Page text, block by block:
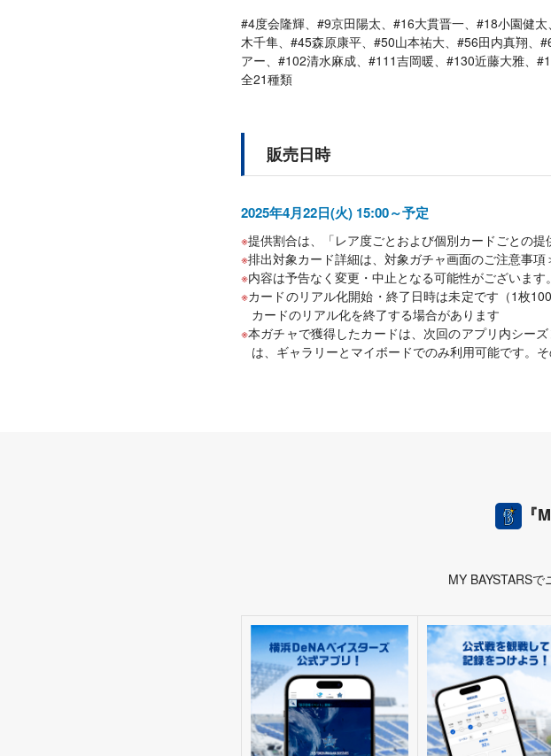
#4度会隆輝、#9京田陽太、#16大貫晋一、#18小園健
木千隼、#45森原康平、#50山本祐大、#56田内真翔、
アー、#102清水麻成、#111吉岡暖、#130近藤大雅、
全21種類
販売日時
2025年4月22日(火) 15:00～予定
提供割合は、「レア度ごとおよび個別カードごとの
排出対象カード詳細は、対象ガチャ画面のご注意事
内容は予告なく変更・中止となる可能性がございま
カードのリアル化開始・終了日時は未定です（1枚
カードのリアル化を終了する場合があります
本ガチャで獲得したカードは、次回のアプリ内シー
は、ギャラリーとマイボードでのみ利用可能です。
『
MY BAYSTARS